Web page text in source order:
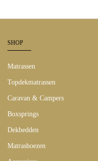
SHOP
Matrassen
Topdekmatrassen
Caravan & Campers
Boxsprings
Dekbedden
Matrashoezen